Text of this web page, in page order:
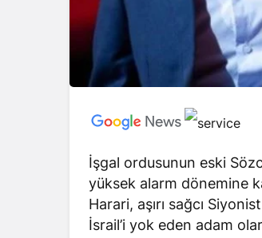
İşgal ordusunun eski
yüksek alarm dönemine
Harari, aşırı sağcı
İsrail’i yok eden adam